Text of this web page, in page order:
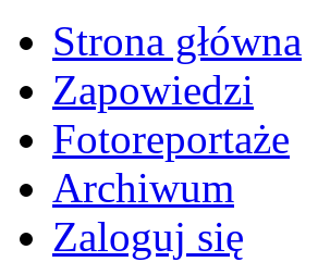
Strona główna
Zapowiedzi
Fotoreportaże
Archiwum
Zaloguj się